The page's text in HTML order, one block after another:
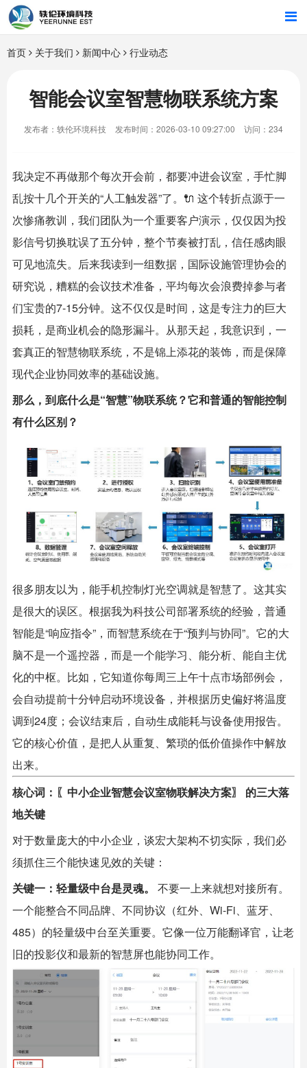
首页
行业解决方案
智能硬件
关于我们
首页 关于我们 新闻中心 行业动态
智能会议室智慧物联系统方案
发布者：轶伦环境科技 发布时间：2026-03-10 09:27:00 访问：234
我决定不再做那个每次开会前，都要冲进会议室，手忙脚
乱按十几个开关的“人工触发器”了。🔌 这个转折点源于一
次惨痛教训，我们团队为一个重要客户演示，仅仅因为投
影信号切换耽误了五分钟，整个节奏被打乱，信任感肉眼
可见地流失。后来我读到一组数据，国际设施管理协会的
研究说，糟糕的会议技术准备，平均每次会浪费掉参与者
们宝贵的7-15分钟。这不仅仅是时间，这是专注力的巨大
损耗，是商业机会的隐形漏斗。从那天起，我意识到，一
套真正的智慧物联系统，不是锦上添花的装饰，而是保障
现代企业协同效率的基础设施。
那么，到底什么是“智慧”物联系统？它和普通的智能控制
有什么区别？
很多朋友以为，能手机控制灯光空调就是智慧了。这其实
是很大的误区。根据我为科技公司部署系统的经验，普通
智能是“响应指令”，而智慧系统在于“预判与协同”。它的大
脑不是一个遥控器，而是一个能学习、能分析、能自主优
化的中枢。比如，它知道你每周三上午十点市场部例会，
会自动提前十分钟启动环境设备，并根据历史偏好将温度
调到24度；会议结束后，自动生成能耗与设备使用报告。
它的核心价值，是把人从重复、繁琐的低价值操作中解放
出来。
核心词：〖中小企业智慧会议室物联解决方案〗 的三大落
地关键
对于数量庞大的中小企业，谈宏大架构不切实际，我们必
须抓住三个能快速见效的关键：
关键一：轻量级中台是灵魂。
​ 不要一上来就想对接所有。
一个能整合不同品牌、不同协议（红外、Wi-Fi、蓝牙、
485）的轻量级中台至关重要。它像一位万能翻译官，让老
旧的投影仪和最新的智慧屏也能协同工作。